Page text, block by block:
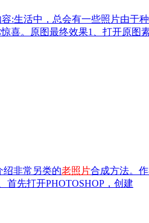
:生活中，总会有一些照片由于
喜。原图最终效果1、打开原图
绍非常另类的老照片合成方法。
首先打开PHOTOSHOP，创建